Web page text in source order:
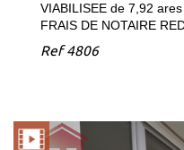
VIABILISEE de 7,92
FRAIS DE NOTAIRE
Ref4806